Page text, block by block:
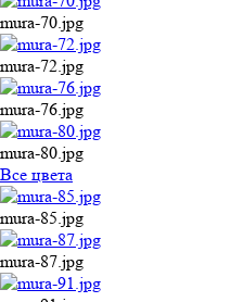
mura-70.jpg
mura-72.jpg
mura-76.jpg
mura-80.jpg
Все цвета
mura-85.jpg
mura-87.jpg